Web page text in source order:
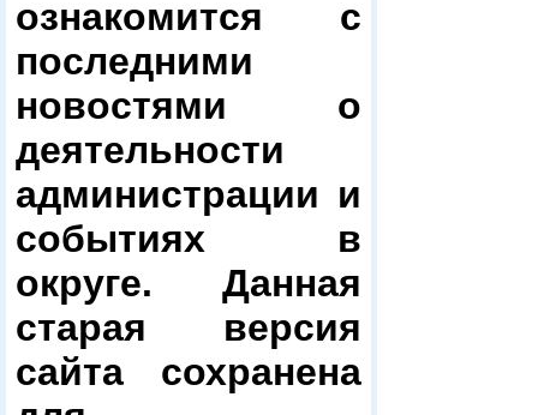
ознакомится с
последними
новостями о
деятельности
администрации и
событиях в
округе. Данная
старая версия
сайта сохранена